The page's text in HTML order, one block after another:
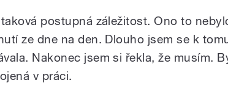
postupná záležitost. Ono to
ze dne na den. Dlouho jsem se k
Nakonec jsem si řekla, že musím.
v práci.